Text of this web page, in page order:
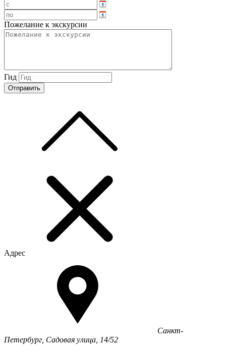
Пожелание к экскурсии
Гид
Адрес
Санкт-
Петербург, Садовая улица, 14/52